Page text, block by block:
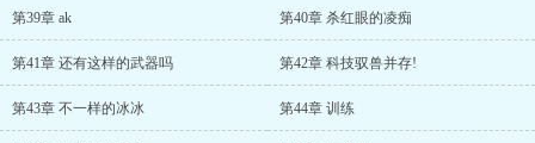
第39章 ak 第40章 杀红眼的凌痴
第41章 还有这样的武器吗 第42章 科技驭兽并存!
第43章 不一样的冰冰 第44章 训练